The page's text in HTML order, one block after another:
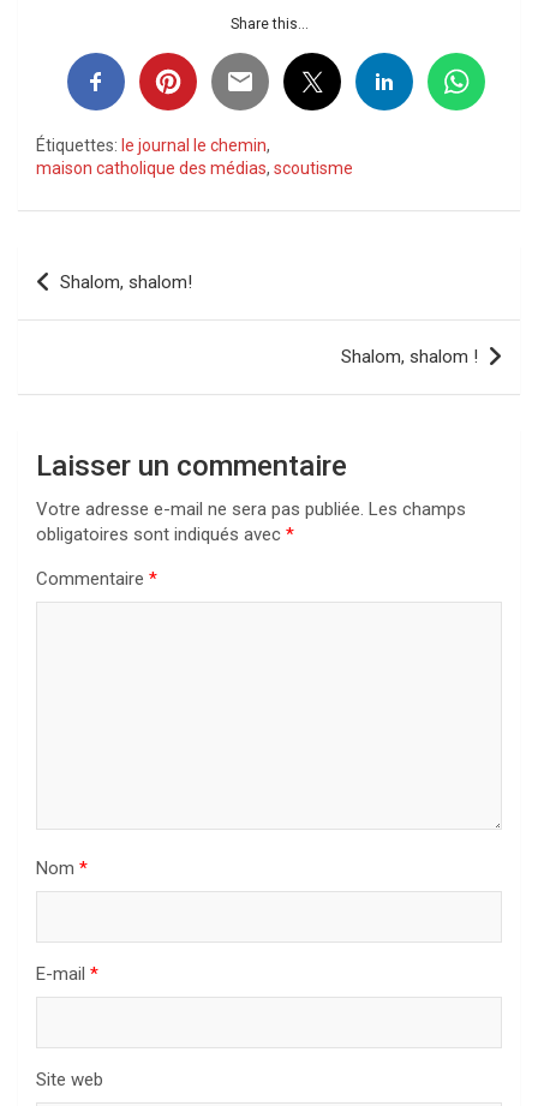
Share this...
Étiquettes: le journal le chemin,
maison catholique des médias, scoutisme
Navigation
de
Shalom, shalom!
Shalom, shalom !
Laisser un commentaire
Votre adresse e-mail ne sera pas publiée. Les champs
obligatoires sont indiqués avec *
Commentaire *
Nom *
E-mail *
Site web